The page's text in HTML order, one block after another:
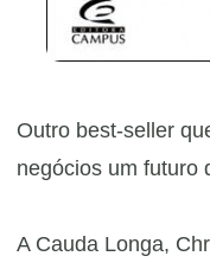
Outro best-seller
negócios um futuro
A Cauda Longa,